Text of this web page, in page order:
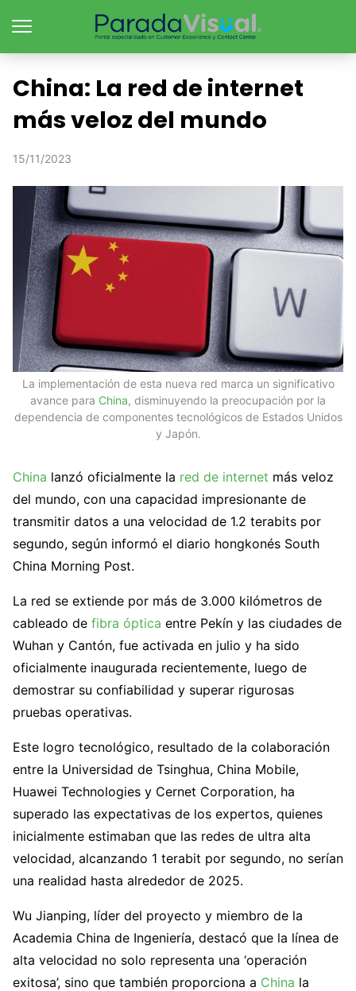
China: La red de internet
más veloz del mundo
15/11/2023
La implementación de esta nueva red marca un significativo
avance para China, disminuyendo la preocupación por la
dependencia de componentes tecnológicos de Estados Unidos
y Japón.
China lanzó oficialmente la red de internet más veloz
del mundo, con una capacidad impresionante de
transmitir datos a una velocidad de 1.2 terabits por
segundo, según informó el diario hongkonés South
China Morning Post.
La red se extiende por más de 3.000 kilómetros de
cableado de fibra óptica entre Pekín y las ciudades de
Wuhan y Cantón, fue activada en julio y ha sido
oficialmente inaugurada recientemente, luego de
demostrar su confiabilidad y superar rigurosas
pruebas operativas.
Este logro tecnológico, resultado de la colaboración
entre la Universidad de Tsinghua, China Mobile,
Huawei Technologies y Cernet Corporation, ha
superado las expectativas de los expertos, quienes
inicialmente estimaban que las redes de ultra alta
velocidad, alcanzando 1 terabit por segundo, no serían
una realidad hasta alrededor de 2025.
Wu Jianping, líder del proyecto y miembro de la
Academia China de Ingeniería, destacó que la línea de
alta velocidad no solo representa una ‘operación
exitosa’, sino que también proporciona a China la